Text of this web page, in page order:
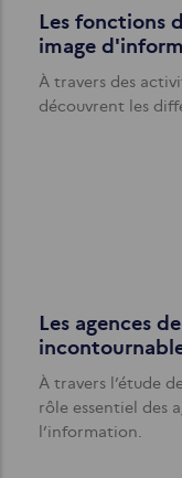
Les fonctions
image
À travers des
découvrent les
Les agences
À travers l’étude
rôle essentiel des
l’information.